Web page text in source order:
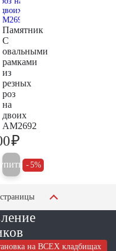
Памятник
С
овальными
рамками
из
резных
роз
на
двоих
AM2692
₽
5%
на ВСЕХ кладбищах